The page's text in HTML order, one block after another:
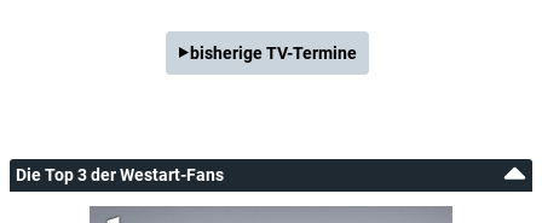
bisherige TV-Termine
Die Top 3 der Westart-Fans